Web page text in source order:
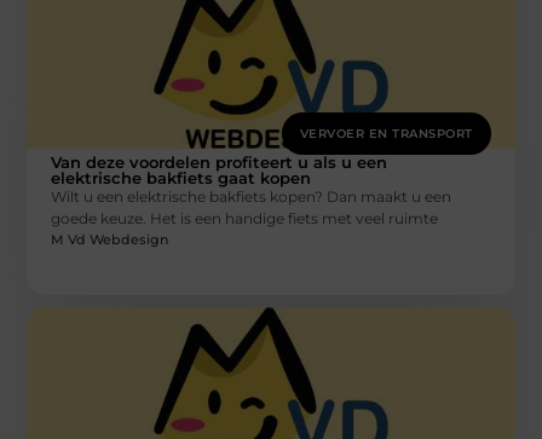
VERVOER EN TRANSPORT
Van deze voordelen profiteert u als u een
elektrische bakfiets gaat kopen
Wilt u een elektrische bakfiets kopen? Dan maakt u een
goede keuze. Het is een handige fiets met veel ruimte
M Vd Webdesign